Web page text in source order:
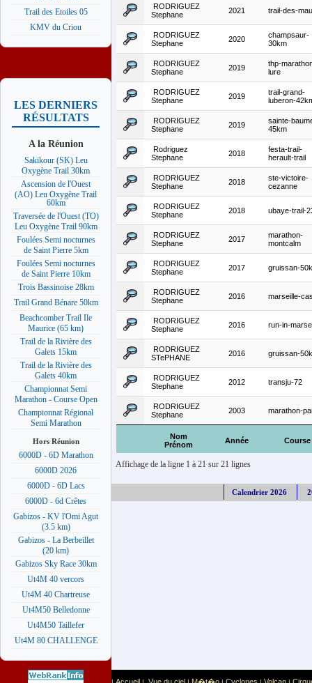
Trail des Etoiles 05
KMV du Criou
LES DERNIERS
RÉSULTATS
A la Réunion
Sakikour (SK) Leu
Oxygène Trail 30km
Ascension de l'Ouest
(AO) Leu Oxygène Trail
60km
Traversée de l'Ouest (TO)
Leu Oxygène Trail 90km
Foulées Semi nocturnes
de Saint Pierre 5km
Foulées Semi nocturnes
de Saint Pierre 10km
Trois Bassinoise 28km
Trail Grand Bénare 50km
Beachcomber Trail Ile
Maurice (65 km)
Trail de la Rivière des
Galets 15km
Trail de la Rivière des
Galets 40km
Championnat Semi
Marathon - Course Open
Championnat Régional
Semi Marathon
Hors Réunion
6000D - 6D Marathon
6000D 2026
6000D - 6D Lacs
6000D - 6d Crêtes
Gabizos - KV l'Omi Agut
(3.5 km)
Gabizos - La Berbeillet
(20 km)
Gabizos Sky Race 30km
Ut4M 40 vercors
Ut4M 40 Chartreuse
Ut4M50 Belledonne
Ut4M50 Taillefer
Ut4M 80 CHALLENGE
Nom
Prénom
Année Course
RODRIGUEZ
Stephane
2021 trail-des-
RODRIGUEZ
Stephane
2020
champsaur-
30km
RODRIGUEZ
Stephane
2019
thp-
lure
RODRIGUEZ
Stephane
2019
trail-grand-
luberon-
RODRIGUEZ
Stephane
2019
sainte-
45km
Rodriguez
Stephane
2018
festa-trail-
herault-trail
RODRIGUEZ
Stephane
2018
ste-victoire-
cezanne
RODRIGUEZ
Stephane
2018 ubaye-trail-
RODRIGUEZ
Stephane
2017
marathon-
montcalm
RODRIGUEZ
Stephane
2017 gruissan-
RODRIGUEZ
Stephane
2016 marseille-
RODRIGUEZ
Stephane
2016 run-in-
RODRIGUEZ
STePHANE
2016 gruissan-
RODRIGUEZ
Stephane
2012 transju-72
RODRIGUEZ
Stephane
2003 marathon-
Affichage de la ligne 1 à 21 sur 21 lignes
Calendrier 2026